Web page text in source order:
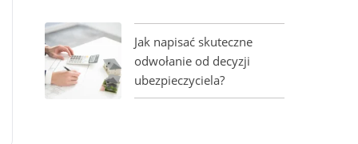
Jak napisać skuteczne
odwołanie od decyzji
ubezpieczyciela?